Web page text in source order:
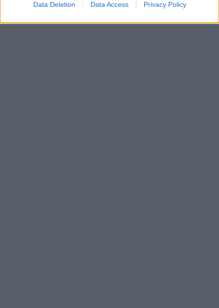
Data Deletion Data Access Privacy Policy